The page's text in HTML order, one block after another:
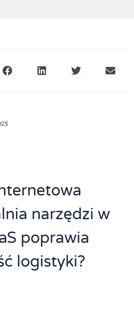
narzędzi w
poprawia
logistyki?